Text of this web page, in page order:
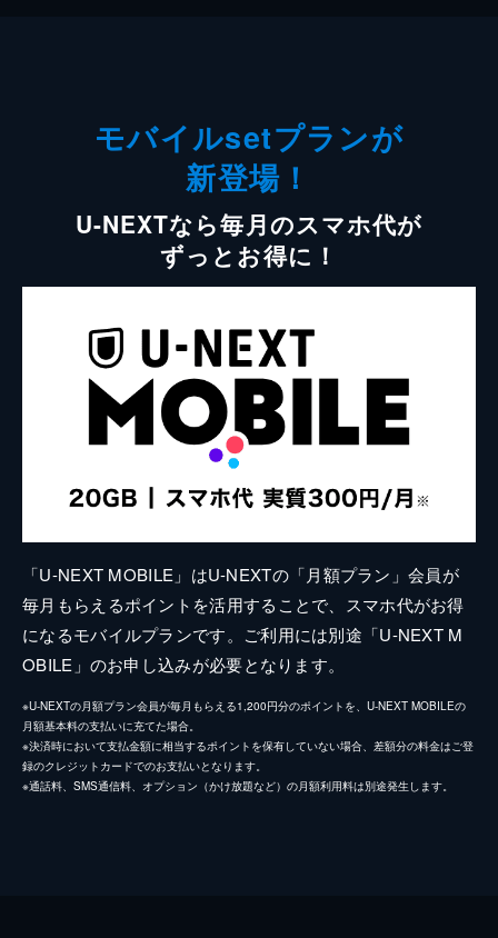
モバイルsetプランが
新登場！
U-NEXTなら毎月のスマホ代が
ずっとお得に！
「U-NEXT MOBILE」はU-NEXTの「月額プラン」会員が
毎月もらえるポイントを活用することで、スマホ代がお得
になるモバイルプランです。ご利用には別途「U-NEXT M
OBILE」のお申し込みが必要となります。
※U-NEXTの月額プラン会員が毎月もらえる1,200円分のポイントを、U-NEXT MOBILEの
月額基本料の支払いに充てた場合。
※決済時において支払金額に相当するポイントを保有していない場合、差額分の料金はご登
録のクレジットカードでのお支払いとなります。
※通話料、SMS通信料、オプション（かけ放題など）の月額利用料は別途発生します。